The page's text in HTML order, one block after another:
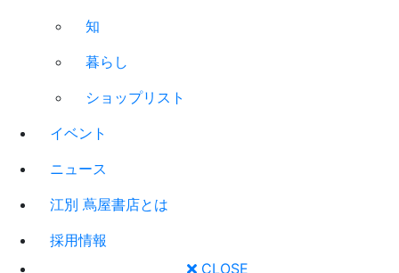
知
暮らし
ショップリスト
イベント
ニュース
江別 蔦屋書店とは
採用情報
CLOSE